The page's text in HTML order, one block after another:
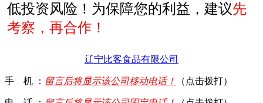
低投资风险！为保障您的利益，建议先
考察，再合作！
辽宁比客食品有限公司
手 机 ： 留言后将显示该公司移动电话！ （点击拨打）